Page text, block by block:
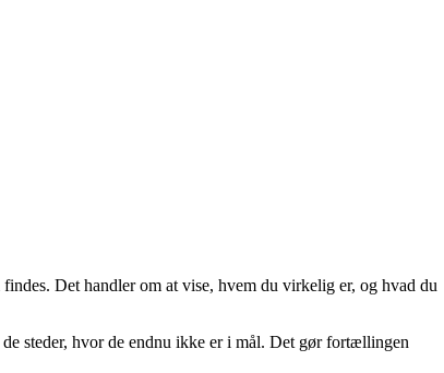
Det handler om at vise, hvem du virkelig er, og hvad du
steder, hvor de endnu ikke er i mål. Det gør fortællingen